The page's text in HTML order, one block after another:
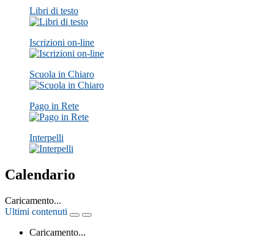
Libri di testo
Iscrizioni on-line
Scuola in Chiaro
Pago in Rete
Interpelli
Calendario
Caricamento...
Ultimi contenuti
Caricamento...